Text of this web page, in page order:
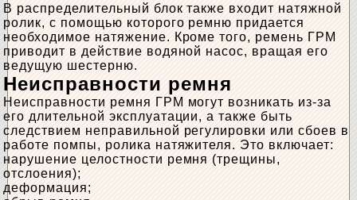
В распределительный блок также входит натяжной
ролик, с помощью которого ремню придается
необходимое натяжение. Кроме того, ремень ГРМ
приводит в действие водяной насос, вращая его
ведущую шестерню.
Неисправности ремня
Неисправности ремня ГРМ могут возникать из-за
его длительной эксплуатации, а также быть
следствием неправильной регулировки или сбоев в
работе помпы, ролика натяжителя. Это включает:
нарушение целостности ремня (трещины,
отслоения);
деформация;